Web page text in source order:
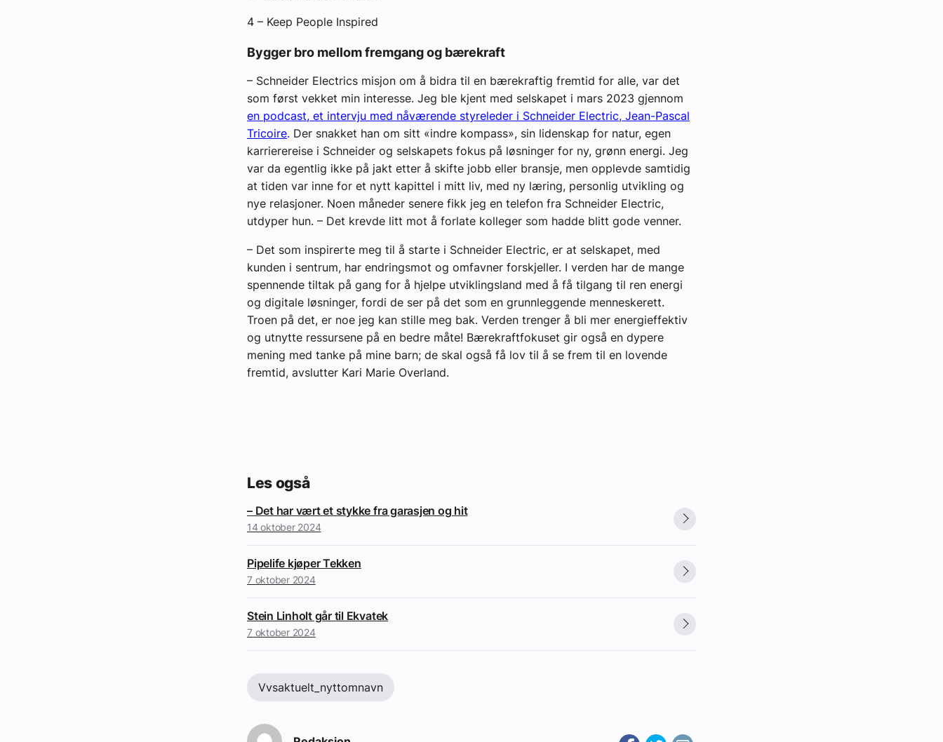
4 – Keep People Inspired
Bygger bro mellom fremgang og bærekraft
– Schneider Electrics misjon om å bidra til en bærekraftig fremtid for alle, var det
som først vekket min interesse. Jeg ble kjent med selskapet i mars 2023 gjennom
en podcast, et intervju med nåværende styreleder i Schneider Electric, Jean-Pascal
Tricoire. Der snakket han om sitt «indre kompass», sin lidenskap for natur, egen
karrierereise i Schneider og selskapets fokus på løsninger for ny, grønn energi. Jeg
var da egentlig ikke på jakt etter å skifte jobb eller bransje, men opplevde samtidig
at tiden var inne for et nytt kapittel i mitt liv, med ny læring, personlig utvikling og
nye relasjoner. Noen måneder senere fikk jeg en telefon fra Schneider Electric,
utdyper hun. – Det krevde litt mot å forlate kolleger som hadde blitt gode venner.
– Det som inspirerte meg til å starte i Schneider Electric, er at selskapet, med
kunden i sentrum, har endringsmot og omfavner forskjeller. I verden har de mange
spennende tiltak på gang for å hjelpe utviklingsland med å få tilgang til ren energi
og digitale løsninger, fordi de ser på det som en grunnleggende menneskerett.
Troen på det, er noe jeg kan stille meg bak. Verden trenger å bli mer energieffektiv
og utnytte ressursene på en bedre måte! Bærekraftfokuset gir også en dypere
mening med tanke på mine barn; de skal også få lov til å se frem til en lovende
fremtid, avslutter Kari Marie Overland.
Les også
– Det har vært et stykke fra garasjen og hit
14 oktober 2024
Pipelife kjøper Tekken
7 oktober 2024
Stein Linholt går til Ekvatek
7 oktober 2024
Vvsaktuelt_nyttomnavn